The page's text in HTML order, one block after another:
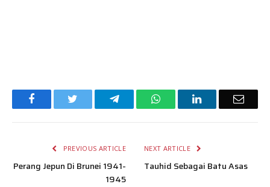
Facebook TelegramWhatsAppLinkedIn Email
PREVIOUS ARTICLE
Perang Jepun Di Brunei 1941-
1945
NEXT ARTICLE
Tauhid Sebagai Batu Asas